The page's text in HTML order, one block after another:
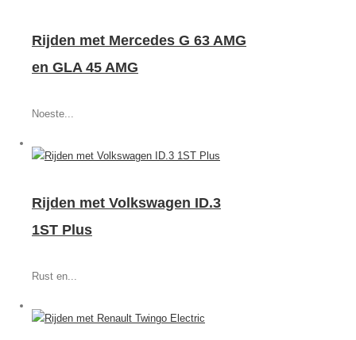
Rijden met Mercedes G 63 AMG
en GLA 45 AMG
Noeste...
Rijden met Volkswagen ID.3
1ST Plus
Rust en...